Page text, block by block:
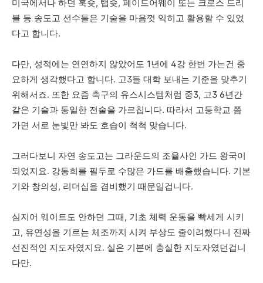
미국에서나 하던 훅슛, 탭슛, 페이드어웨이 또는 크로스 드리
블 등 송도고 선수들은 기술을 마음껏 익히고 활용할 수 있었
다고 합니다.
다만, 성적에는 연연하지 않았어도 1년에 4강 한번 가는건 중
요하게 생각했다고 합니다. 고3들 대학 보내는 기준을 맞추기
위해서죠. 또한 요즘 축구의 유스시스템처럼 중3, 고3 6년간
같은 기술과 동일한 전술을 가르칩니다. 따라서 고등학교 쯤
가면 서로 눈빛만 봐도 호습이 척척 맞습니다.
그러다보니 자연 송도고는 그라운드의 조율사인 가드 왕국이
되었지요. 강동희를 필두로 수많은 가드를 배출했습니다. 기본
기와 창의성, 리더십을 겸비했기 때문일겁니다.
심지어 웨이트도 안하던 그때, 기초 체력 운동을 빡세게 시키
고, 유연성을 기르는 체조까지 시켜 부상도 줄이려했다니 진짜
선진적인 지도자였지요. 실은 기본에 충실한 지도자였던겁니
다만.